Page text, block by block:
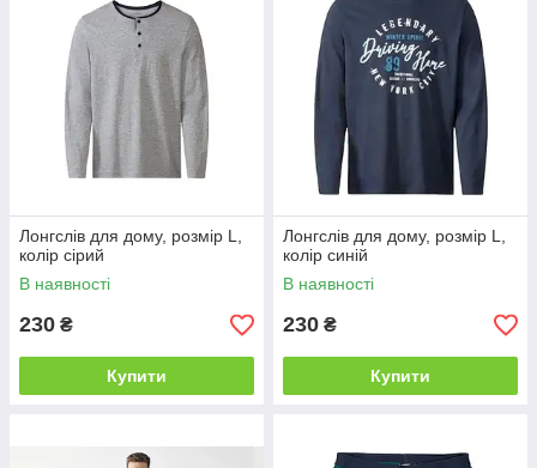
Лонгслів для дому, розмір L,
колір сірий
В наявності
230 ₴
Купити
Лонгслів для дому, розмір L,
колір синій
В наявності
230 ₴
Купити